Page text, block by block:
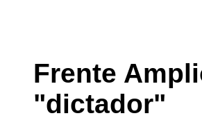
Frente
"dictador"